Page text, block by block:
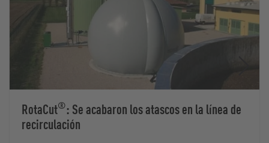
RotaCut®: Se acabaron los atascos en la línea de
recirculación